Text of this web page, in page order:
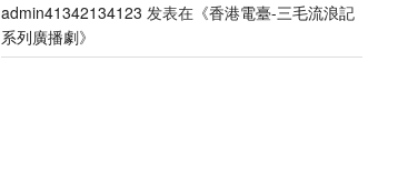
admin41342134123 发表在《香港電臺-三毛流浪記
系列廣播劇》